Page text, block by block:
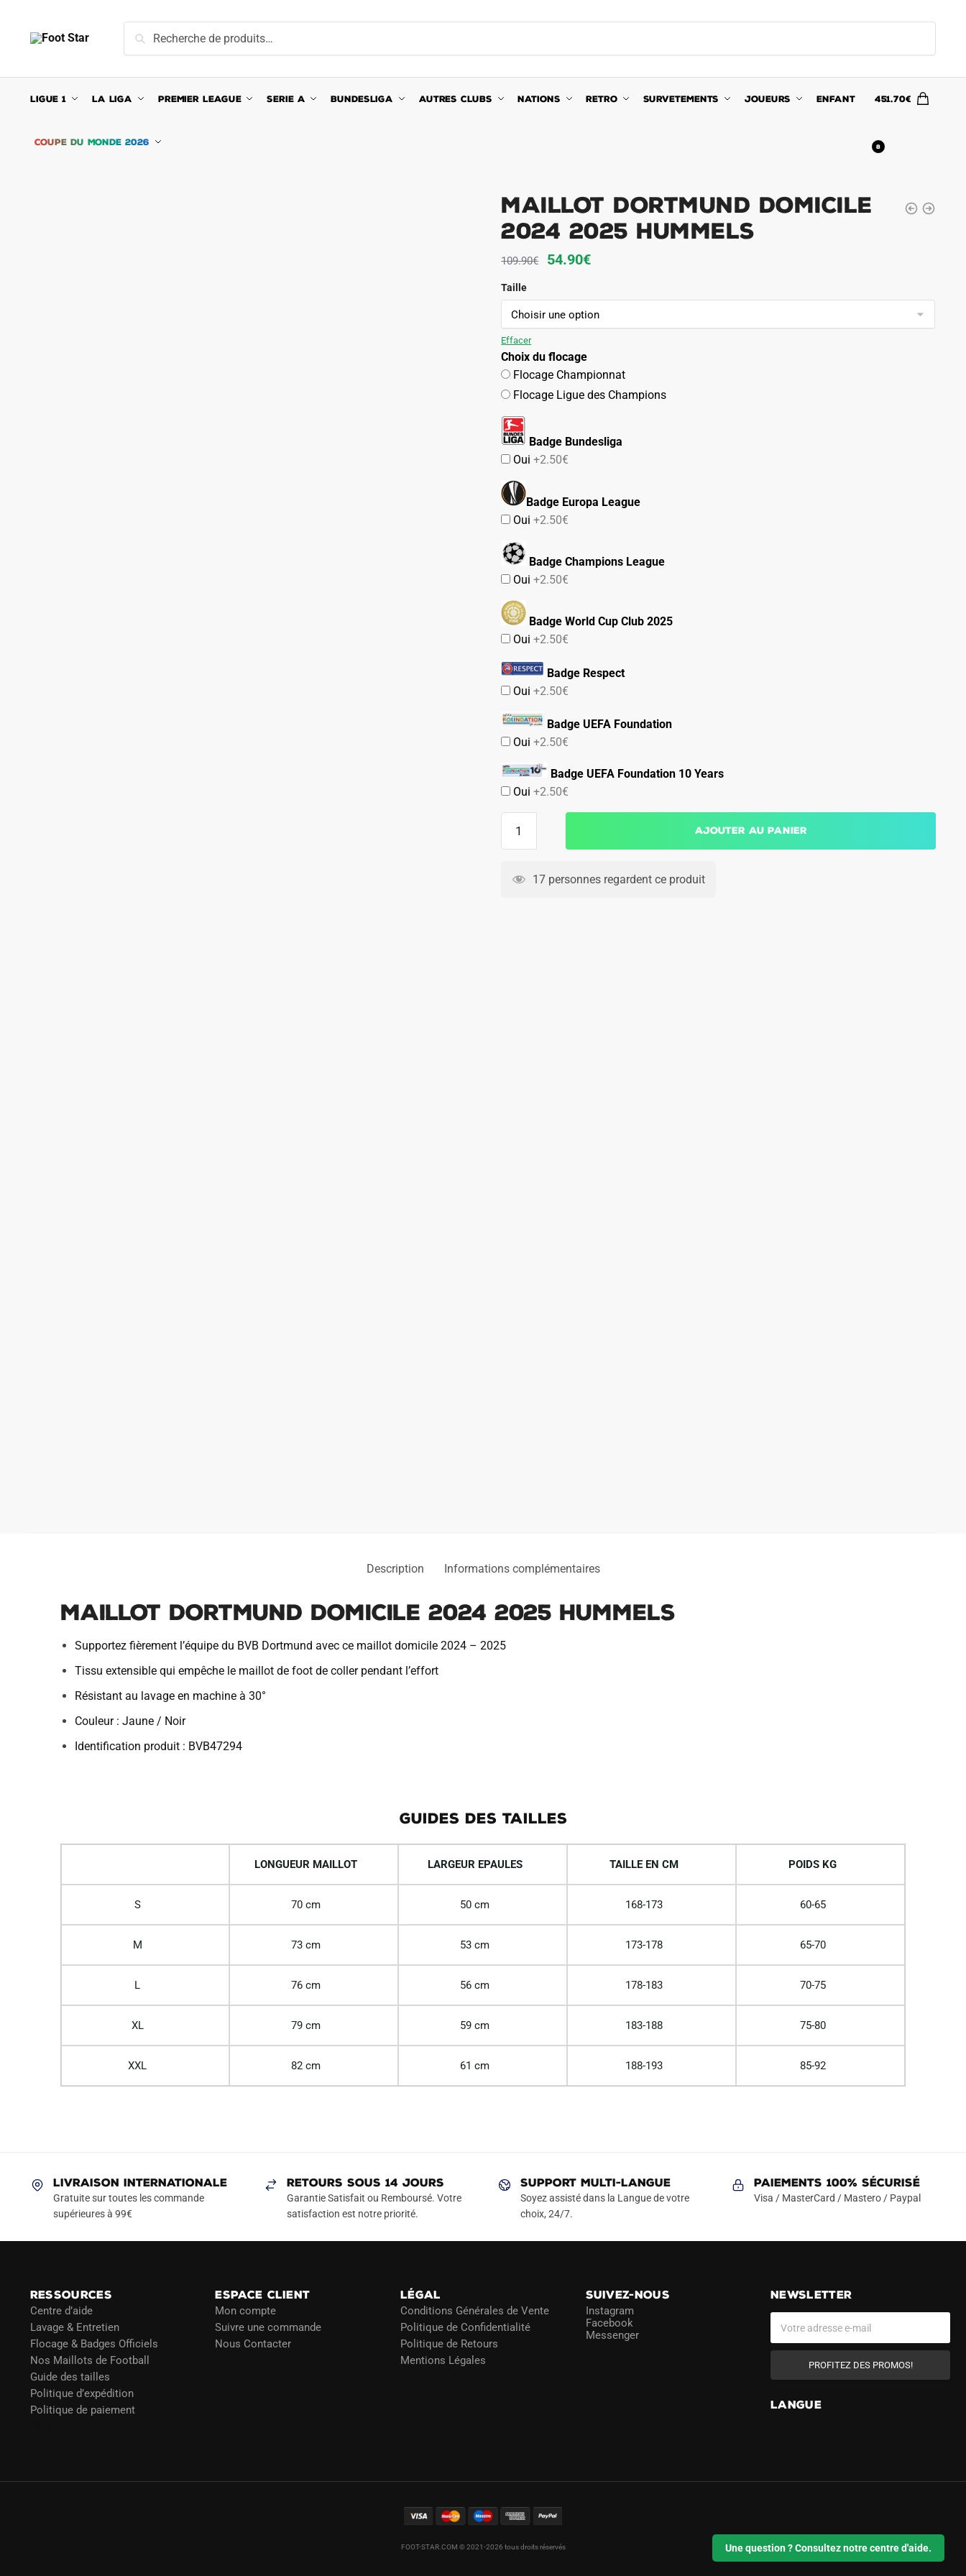
navigation
content
pour :
Recherche
LIGUE 1 LA LIGA PREMIER LEAGUE SERIE A BUNDESLIGA AUTRES CLUBS NATIONS RETRO SURVETEMENTS JOUEURS ENFANT
COUPE DU MONDE 2026
451.70€
8
Maillot Dortmund Domicile
2024 2025 Hummels
109.90€
Le
initial
était :
54.90€Le
actuel
est :
Taille
Effacer
Choix du flocage
Flocage Championnat
Flocage Ligue des Champions
Badge Bundesliga
Oui+2.50€
Badge Europa League
Oui+2.50€
Badge Champions League
Oui+2.50€
Badge World Cup Club 2025
Oui+2.50€
Badge Respect
Oui+2.50€
Badge UEFA Foundation
Oui+2.50€
Badge UEFA Foundation 10 Years
Oui+2.50€
Dortmund
Ajouter au panier
17 personnes regardent ce produit
Une question ? Consultez notre centre d'aide.
Description Informations complémentaires
Maillot Dortmund Domicile 2024 2025 Hummels
Supportez fièrement l’équipe du BVB Dortmund avec ce maillot domicile 2024 – 2025
Tissu extensible qui empêche le maillot de foot de coller pendant l’effort
Résistant au lavage en machine à 30°
Couleur : Jaune / Noir
Identification produit : BVB47294
GUIDES DES TAILLES
LONGUEUR MAILLOT LARGEUR EPAULES TAILLE EN CM POIDS KG
S 70 cm 50 cm 168-173 60-65
M 73 cm 53 cm 173-178 65-70
L 76 cm 56 cm 178-183 70-75
XL 79 cm 59 cm 183-188 75-80
XXL 82 cm 61 cm 188-193 85-92
LIVRAISON INTERNATIONALE
Gratuite sur toutes les commande
supérieures à 99€
RETOURS SOUS 14 JOURS
Garantie Satisfait ou Remboursé. Votre
satisfaction est notre priorité.
SUPPORT MULTI-LANGUE
Soyez assisté dans la Langue de votre
choix, 24/7.
Paiements 100% Sécurisé
Visa / MasterCard / Mastero / Paypal
RESSOURCES
Centre d’aide
Lavage & Entretien
Flocage & Badges Officiels
Nos Maillots de Football
Guide des tailles
Politique d’expédition
Politique de paiement
ESPACE CLIENT
Mon compte
Suivre une commande
Nous Contacter
LÉGAL
Conditions Générales de Vente
Politique de Confidentialité
Politique de Retours
Mentions Légales
SUIVEZ-NOUS
Instagram
Facebook
Messenger
NEWSLETTER
PROFITEZ DES PROMOS!
LANGUE
FOOT-STAR.COM © 2021-2026 tous droits réservés